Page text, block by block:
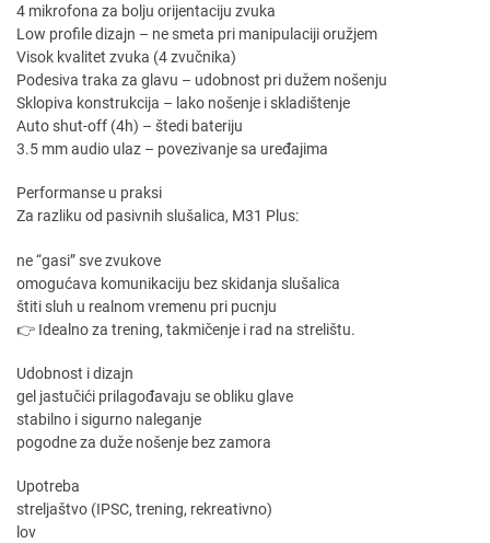
4 mikrofona za bolju orijentaciju zvuka
Low profile dizajn – ne smeta pri manipulaciji oružjem
Visok kvalitet zvuka (4 zvučnika)
Podesiva traka za glavu – udobnost pri dužem nošenju
Sklopiva konstrukcija – lako nošenje i skladištenje
Auto shut-off (4h) – štedi bateriju
3.5 mm audio ulaz – povezivanje sa uređajima
Performanse u praksi
Za razliku od pasivnih slušalica, M31 Plus:
ne “gasi” sve zvukove
omogućava komunikaciju bez skidanja slušalica
štiti sluh u realnom vremenu pri pucnju
👉 Idealno za trening, takmičenje i rad na strelištu.
Udobnost i dizajn
gel jastučići prilagođavaju se obliku glave
stabilno i sigurno naleganje
pogodne za duže nošenje bez zamora
Upotreba
streljaštvo (IPSC, trening, rekreativno)
lov